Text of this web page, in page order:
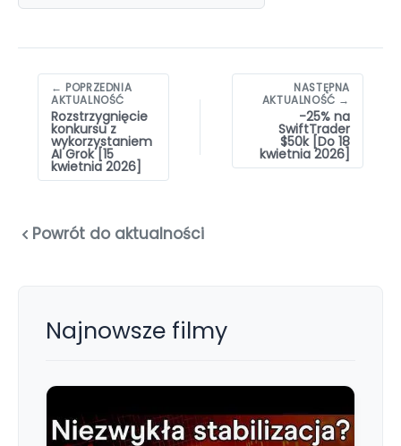
Nawigacja
wpisów
← POPRZEDNIA
AKTUALNOŚĆ
Rozstrzygnięcie
konkursu z
wykorzystaniem
AI Grok [15
kwietnia 2026]
NASTĘPNA
AKTUALNOŚĆ →
-25% na
SwiftTrader
$50k [Do 18
kwietnia 2026]
Powrót do aktualności
Najnowsze filmy